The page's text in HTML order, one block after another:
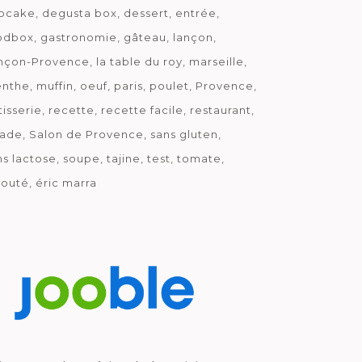
degusta box dessert
entrée
gastronomie gâteau
lançon
Provence
la table du roy
marseille
muffin oeuf paris poulet
Provence
recette recette facile
restaurant
Salon de Provence
sans gluten
lactose
soupe tajine test
tomate
éric marra